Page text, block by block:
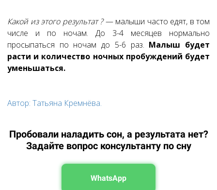
Какой из этого результат ?— малыши часто едят, в том
числе и по ночам. До 3-4 месяцев нормально
просыпаться по ночам до 5-6 раз. Малыш будет
расти и количество ночных пробуждений будет
уменьшаться.
Автор: Татьяна Кремнёва.
Пробовали наладить сон, а результата нет?
Задайте вопрос консультанту по сну
WhatsApp